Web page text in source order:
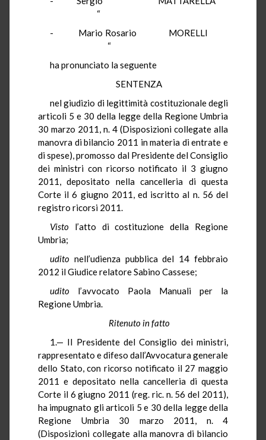
“
- Mario Rosario MORELLI
“
ha pronunciato la seguente
SENTENZA
nel giudizio di legittimità costituzionale degli
articoli 5 e 30 della legge della Regione Umbria
30 marzo 2011, n. 4 (Disposizioni collegate alla
manovra di bilancio 2011 in materia di entrate e
di spese), promosso dal Presidente del Consiglio
dei ministri con ricorso notificato il 3 giugno
2011, depositato nella cancelleria di questa
Corte il 6 giugno 2011, ed iscritto al n. 56 del
registro ricorsi 2011.
Visto l’atto di costituzione della Regione
Umbria;
udito nell’udienza pubblica del 14 febbraio
2012 il Giudice relatore Sabino Cassese;
udito
l’avvocato Paola Manuali per la
Regione Umbria.
Ritenuto in fatto
1.— Il Presidente del Consiglio dei ministri,
rappresentato e difeso dall’Avvocatura generale
dello Stato, con ricorso notificato il 27 maggio
2011 e depositato nella cancelleria di questa
Corte il 6 giugno 2011 (reg. ric. n. 56 del 2011),
ha impugnato gli articoli 5 e 30 della legge della
Regione Umbria 30 marzo 2011, n. 4
(Disposizioni collegate alla manovra di bilancio